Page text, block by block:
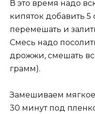
В это время надо
кипяток добавить
перемешать и
Смесь надо
дрожжи, смешать
грамм).
Замешиваем мягкое
30 минут под